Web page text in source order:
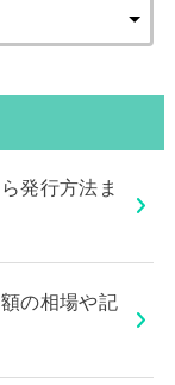
発行方法ま
の相場や記